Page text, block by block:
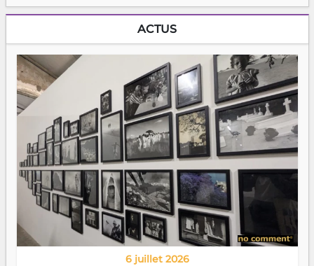
ACTUS
6 juillet 2026